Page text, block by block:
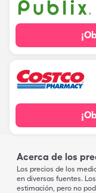
Acerca de los
Los precios de los
en diversas fuentes.
estimación, pero no